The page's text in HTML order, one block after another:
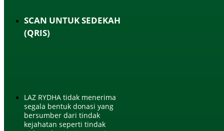
SCAN UNTUK SEDEKAH
(QRIS)
LAZ RYDHA tidak menerima
segala bentuk donasi yang
bersumber dari tindak
kejahatan seperti tindak